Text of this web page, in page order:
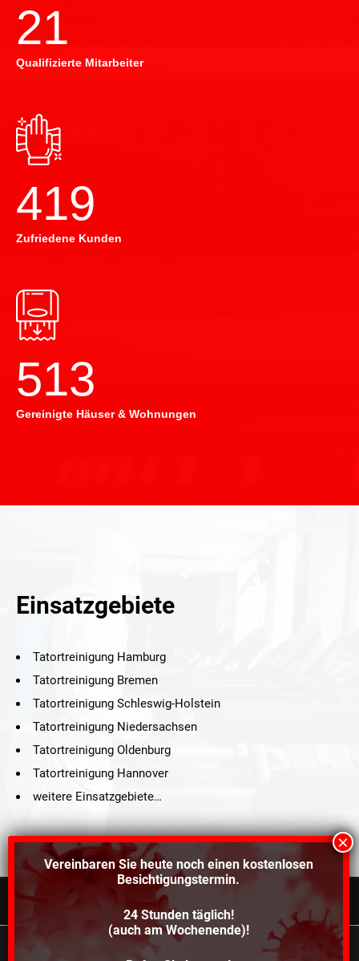
22
Qualifizierte Mitarbeiter
420
Zufriedene Kunden
514
Gereinigte Häuser & Wohnungen
Einsatzgebiete
Tatortreinigung Hamburg
Tatortreinigung Bremen
Tatortreinigung Schleswig-Holstein
Tatortreinigung Niedersachsen
Tatortreinigung Oldenburg
Tatortreinigung Hannover
weitere Einsatzgebiete…
©2021 Schröders Service Team Nord, All Rights Reserved.
Schroeder Service Team Nord
Vereinbaren Sie heute noch einen kostenlosen
Besichtigungstermin.
24 Stunden täglich!
(auch am Wochenende)!